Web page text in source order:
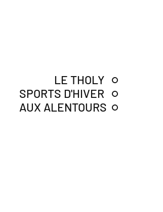
LE THOLY
SPORTS D'HIVER
AUX ALENTOURS